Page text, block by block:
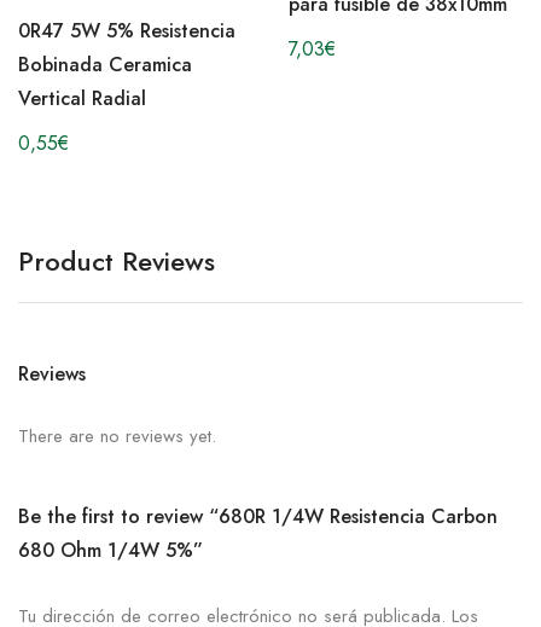
0R47 5W 5% Resistencia
Bobinada Ceramica
Vertical Radial
0,55€
7,03€
Product Reviews
Reviews
There are no reviews yet.
Be the first to review “680R 1/4W Resistencia Carbon
680 Ohm 1/4W 5%”
Tu dirección de correo electrónico no será publicada. Los